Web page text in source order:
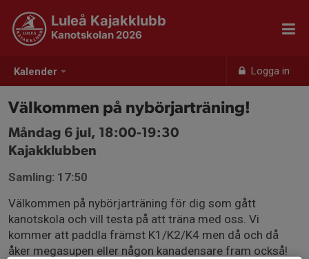
Kalender Logga in
Luleå Kajakklubb
Kanotskolan 2026
Välkommen på nybörjarträning!
Måndag 6 jul, 18:00-19:30
Kajakklubben
Samling: 17:50
Välkommen på nybörjarträning för dig som gått
kanotskola och vill testa på att träna med oss. Vi
kommer att paddla främst K1/K2/K4 men då och då
åker megasupen eller någon kanadensare fram också!